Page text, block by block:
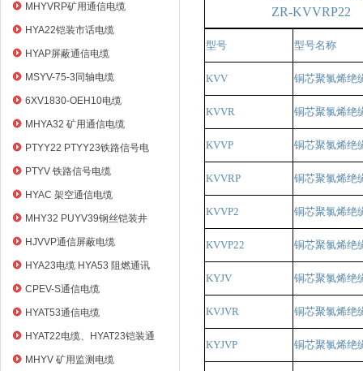
MHYVRP矿用通信电缆
HYA22铠装市话电缆
HYAP屏蔽通信电缆
MSYV-75-3同轴电缆
6XV1830-OEH10电缆
MHYA32 矿用通信电缆
PTYY22 PTYY23铁路信号电
缆
PTYV 铁路信号电缆
HYAC 架空通信电缆
MHY32 PUYV39钢丝铠装井
筒信号电缆
HJVVP通信屏蔽电缆
HYA23电缆 HYA53 阻燃通讯
电缆
CPEV-S通信电缆
HYAT53通信电缆
HYAT22电缆、HYAT23铠装通
信电缆
MHYV 矿用监测电缆
ZR-KVVRP22
型号 型号名称
KVV 铜芯聚氯烯绝
KVVR 铜芯聚氯烯绝
KVVP 铜芯聚氯烯绝
KVVRP 铜芯聚氯烯绝
KVVP2 铜芯聚氯烯绝
KVVP22 铜芯聚氯烯绝
KYJV 铜芯聚氯烯绝
KVJVR 铜芯聚氯烯绝
KYJVP 铜芯聚氯烯绝